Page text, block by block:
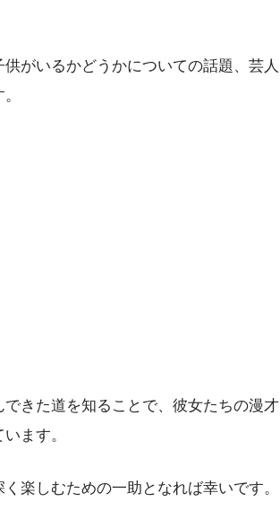
がいるかどうかについての話題、芸人
きた道を知ることで、彼女たちの漫才
ます。
楽しむための一助となれば幸いです。